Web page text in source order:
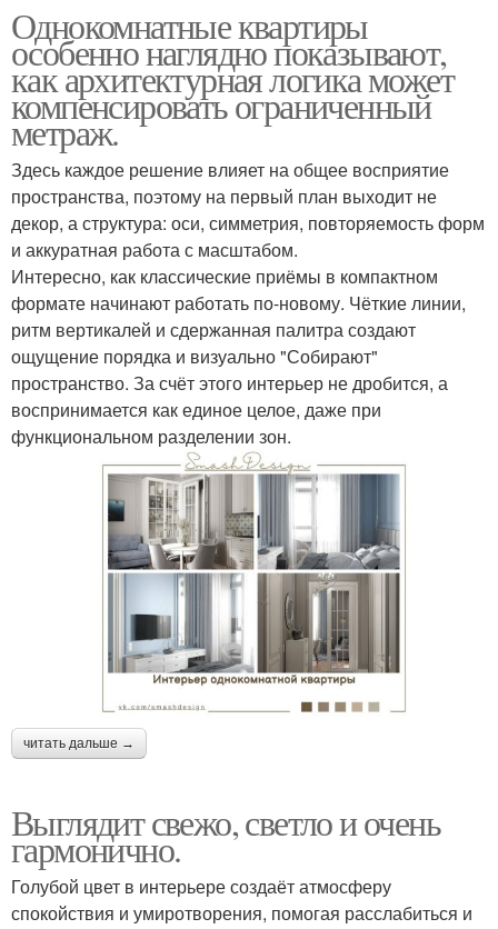
Однокомнатные квартиры
особенно наглядно показывают,
как архитектурная логика может
компенсировать ограниченный
метраж.
Здесь каждое решение влияет на общее восприятие
пространства, поэтому на первый план выходит не
декор, а структура: оси, симметрия, повторяемость форм
и аккуратная работа с масштабом.
Интересно, как классические приёмы в компактном
формате начинают работать по-новому. Чёткие линии,
ритм вертикалей и сдержанная палитра создают
ощущение порядка и визуально "Собирают"
пространство. За счёт этого интерьер не дробится, а
воспринимается как единое целое, даже при
функциональном разделении зон.
читать дальше →
Выглядит свежо, светло и очень
гармонично.
Голубой цвет в интерьере создаёт атмосферу
спокойствия и умиротворения, помогая расслабиться и